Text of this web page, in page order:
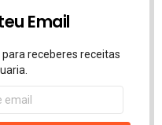
Email
receberes receitas